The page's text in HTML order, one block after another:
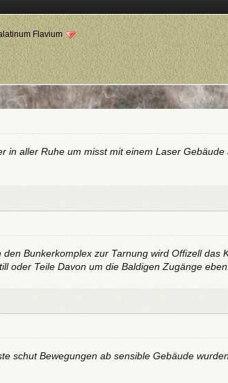
Flavium
in aller Ruhe um misst mit einem Laser
den Bunkerkomplex zur Tarnung wird Offizell
oder Teile Davon um die Baldigen Zugänge
schut Bewegungen ab sensible Gebäude